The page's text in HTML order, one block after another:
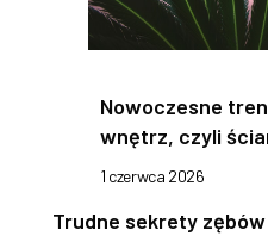
Nowoczesne
wnętrz, czyli
1 czerwca 2026
Trudne sekrety